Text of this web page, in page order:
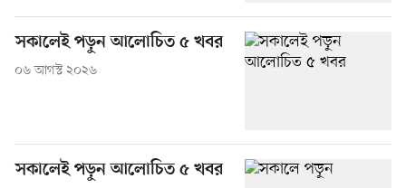
সকালেই পড়ুন আলোচিত ৫ খবর
০৬ আগস্ট ২০২৬
সকালেই পড়ুন আলোচিত ৫ খবর